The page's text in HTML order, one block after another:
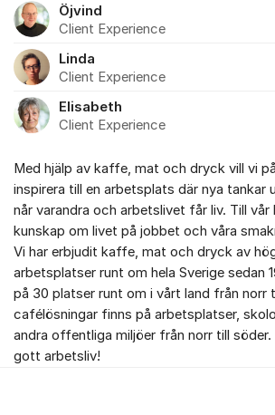
Öjvind
Client Experience
Linda
Client Experience
Elisabeth
Client Experience
Med hjälp av kaffe, mat och dryck vill vi
inspirera till en arbetsplats där nya tankar
når varandra och arbetslivet får liv. Till vår
kunskap om livet på jobbet och våra
Vi har erbjudit kaffe, mat och dryck av
arbetsplatser runt om hela Sverige sedan
på 30 platser runt om i vårt land från norr
cafélösningar finns på arbetsplatser,
andra offentliga miljöer från norr till
gott arbetsliv!